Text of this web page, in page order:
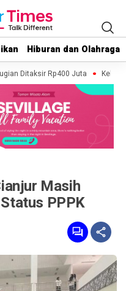
Hiburan dan Olahraga
Hiburan dan Olahraga
Ditaksir Rp400 Juta
Masih
PPPK